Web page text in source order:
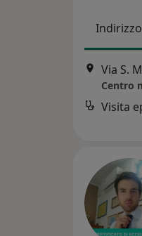
Indirizzo
Via S.
Centro
Visita